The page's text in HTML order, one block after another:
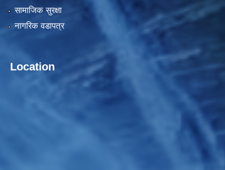
सामाजिक सुरक्षा
नागरिक वडापत्र
Location